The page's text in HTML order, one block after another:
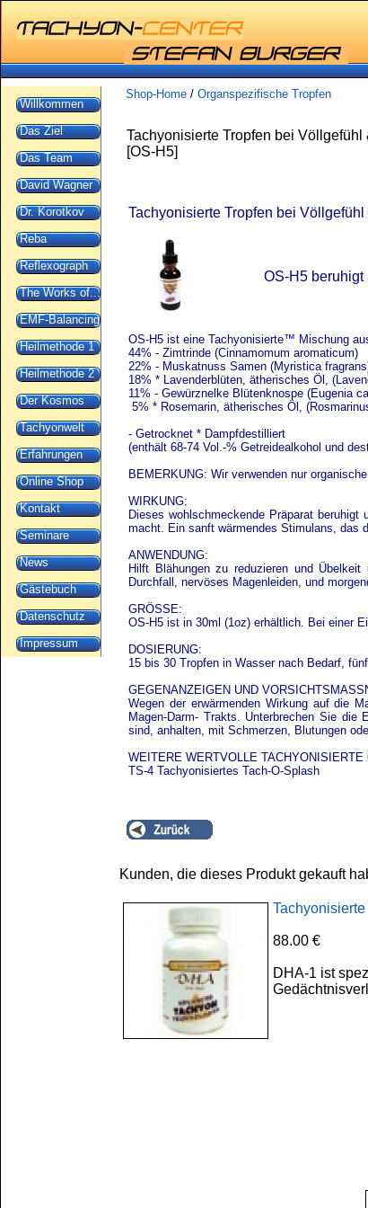
Willkommen
Das Ziel
Das Team
David Wagner
Dr. Korotkov
Reba
Reflexograph
The Works of...
EMF-Balancing
Heilmethode 1
Heilmethode 2
Der Kosmos
Tachyonwelt
Erfahrungen
Online Shop
Kontakt
Seminare
News
Gästebuch
Datenschutz
Impressum
Shop-Home / Organspezifische Tropfen
Tachyonisierte Tropfen bei Völlgefühl
[OS-H5]
Tachyonisierte Tropfen bei
OS-H5 beruhigt
OS-H5 ist eine Tachyonisierte™ Mischung
44% - Zimtrinde (Cinnamomum aromaticum)
22% - Muskatnuss Samen (Myristica
18% * Lavenderblüten, ätherisches Öl,
11% - Gewürznelke Blütenknospe (Eugenia
5% * Rosemarin, ätherisches Öl,
- Getrocknet * Dampfdestilliert
(enthält 68-74 Vol.-% Getreidealkohol und
BEMERKUNG: Wir verwenden nur
WIRKUNG:
Dieses wohlschmeckende Präparat
macht. Ein sanft wärmendes Stimulans, das
ANWENDUNG:
Hilft Blähungen zu reduzieren und
Durchfall, nervöses Magenleiden, und
GRÖSSE:
OS-H5 ist in 30ml (1oz) erhältlich. Bei einer
DOSIERUNG:
15 bis 30 Tropfen in Wasser nach Bedarf,
GEGENANZEIGEN UND
Wegen der erwärmenden Wirkung auf die
Magen-Darm- Trakts. Unterbrechen Sie
sind, anhalten, mit Schmerzen, Blutungen
WEITERE WERTVOLLE
TS-4 Tachyonisiertes Tach-O-Splash
Kunden, die dieses Produkt gekauft
88.00 €
DHA-1 ist